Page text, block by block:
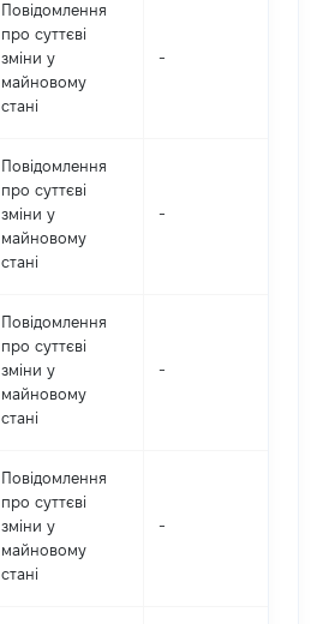
Повідомлення
про суттєві
зміни y
майновому
стані
-
Повідомлення
про суттєві
зміни y
майновому
стані
-
Повідомлення
про суттєві
зміни y
майновому
стані
-
Повідомлення
про суттєві
зміни y
майновому
стані
-